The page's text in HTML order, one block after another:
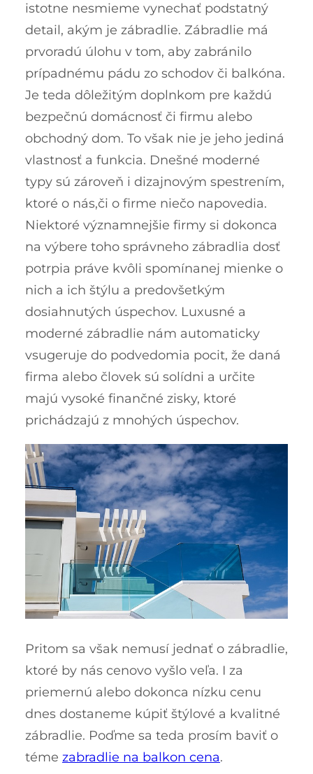
istotne nesmieme vynechať podstatný
detail, akým je zábradlie. Zábradlie má
prvoradú úlohu v tom, aby zabránilo
prípadnému pádu zo schodov či balkóna.
Je teda dôležitým doplnkom pre každú
bezpečnú domácnosť či firmu alebo
obchodný dom. To však nie je jeho jediná
vlastnosť a funkcia. Dnešné moderné
typy sú zároveň i dizajnovým spestrením,
ktoré o nás,či o firme niečo napovedia.
Niektoré významnejšie firmy si dokonca
na výbere toho správneho zábradlia dosť
potrpia práve kvôli spomínanej mienke o
nich a ich štýlu a predovšetkým
dosiahnutých úspechov. Luxusné a
moderné zábradlie nám automaticky
vsugeruje do podvedomia pocit, že daná
firma alebo človek sú solídni a určite
majú vysoké finančné zisky, ktoré
prichádzajú z mnohých úspechov.
Pritom sa však nemusí jednať o zábradlie,
ktoré by nás cenovo vyšlo veľa. I za
priemernú alebo dokonca nízku cenu
dnes dostaneme kúpiť štýlové a kvalitné
zábradlie. Poďme sa teda prosím baviť o
téme zabradlie na balkon cena.